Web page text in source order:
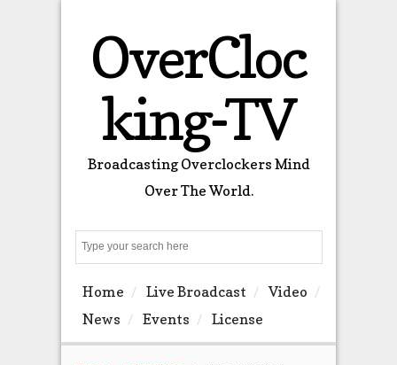
OverCloc
king-TV
Broadcasting Overclockers Mind
Over The World.
Home Live Broadcast
Video
News
Events License